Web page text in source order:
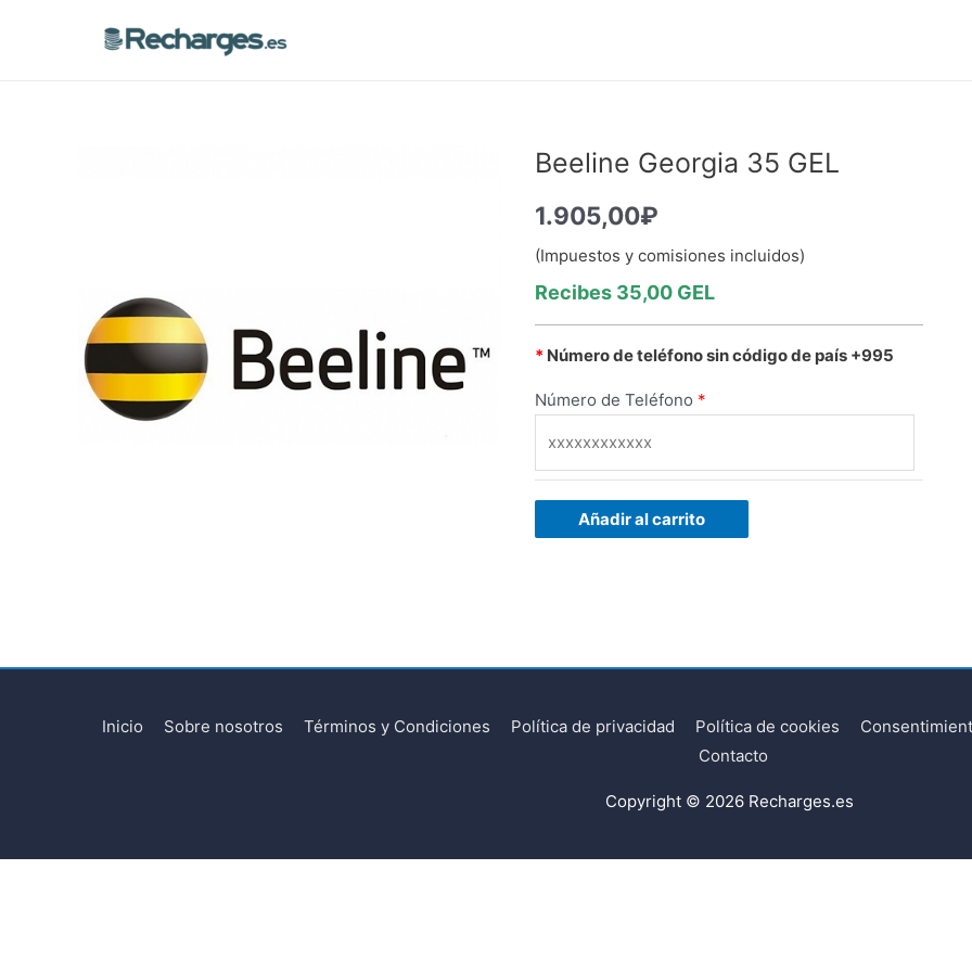
Beeline Georgia 35 GEL
1.905,00₽
(Impuestos y comisiones incluidos)
Recibes 35,00GEL
* Número de teléfono sin código de país +995
Número de Teléfono *
Añadir al carrito
Inicio Sobre nosotros Términos y Condiciones Política de privacidad Política de cookies
Contacto
Copyright © 2026 Recharges.es